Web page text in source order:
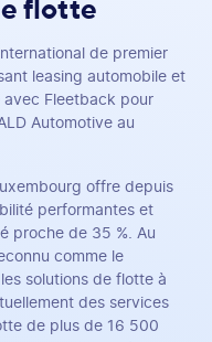
flotte
de premier
leasing automobile et
Fleetback pour
Automotive au
offre depuis
performantes et
proche de 35 %. Au
comme le
solutions de flotte à
des services
de plus de 16 500